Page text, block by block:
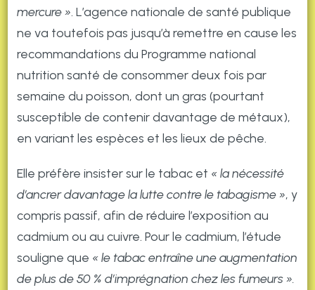
mercure ». L’agence nationale de santé publique
ne va toutefois pas jusqu’à remettre en cause les
recommandations du Programme national
nutrition santé de consommer deux fois par
semaine du poisson, dont un gras (pourtant
susceptible de contenir davantage de métaux),
en variant les espèces et les lieux de pêche.
Elle préfère insister sur le tabac et « la nécessité
d’ancrer davantage la lutte contre le tabagisme », y
compris passif, afin de réduire l’exposition au
cadmium ou au cuivre. Pour le cadmium, l’étude
souligne que « le tabac entraîneune augmentation
de plus de 50 % d’imprégnation chez les fumeurs ».